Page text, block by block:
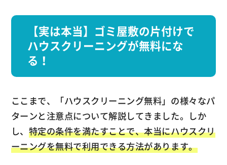
【実は本当】ゴミ屋敷の片付けで
ハウスクリーニングが無料にな
る！
ここまで、「ハウスクリーニング無料」の様々なパ
ターンと注意点について解説してきました。しか
し、 特定の条件を満たすことで、本当にハウスクリ
ーニングを無料で利用できる方法があります。